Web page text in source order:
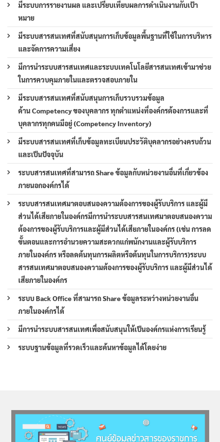
มีระบบการรายงานผล และเปรียบเทียบผลการดำเนินงานกับเป้า
หมาย
มีระบบสารสนเทศที่สนับสนุนการเก็บข้อมูลพื้นฐานที่ใช้ในการบริหาร
และจัดการความเสี่ยง
มีการนำระบบสารสนเทศและระบบเทคโนโลยีสารสนเทศเข้ามาช่วย
ในการควบคุมภายในและตรวจสอบภายใน
มีระบบสารสนเทศที่สนับสนุนการเก็บรวบรวมข้อมูล
ด้าน Competency ของบุคลากร ทุกตำแหน่งที่องค์กรต้องการและที่
บุคลากรทุกคนมีอยู่ (Competency Inventory)
มีระบบสารสนเทศที่เก็บข้อมูลทะเบียนประวัติบุคลากรอย่างครบถ้วน
และเป็นปัจจุบัน
ระบบสารสนเทศที่สามารถ Share ข้อมูลกับหน่วยงานอื่นที่เกี่ยวข้อง
ภายนอกองค์กรได้
ระบบสารสนเทศมาตอบสนองความต้องการของผู้รับบริการ และผู้มี
ส่วนได้เสียภายในองค์กรมีการนำระบบสารสนเทศมาตอบสนองความ
ต้องการของผู้รับบริการและผู้มีส่วนได้เสียภายในองค์กร (เช่น การลด
ขั้นตอนและการอำนวยความสะดวกแก่พนักงานและผู้รับบริการ
ภายในองค์กร หรือลดต้นทุนการผลิตหรือต้นทุนในการบริการ)ระบบ
สารสนเทศมาตอบสนองความต้องการของผู้รับบริการ และผู้มีส่วนได้
เสียภายในองค์กร
ระบบ Back Office ที่สามารถ Share ข้อมูลระหว่างหน่วยงานอื่น
ภายในองค์กรได้
มีการนำระบบสารสนเทศเพื่อสนับสนุนให้เป็นองค์กรแห่งการเรียนรู้
ระบบฐานข้อมูลที่รวดเร็วและค้นหาข้อมูลได้โดยง่าย